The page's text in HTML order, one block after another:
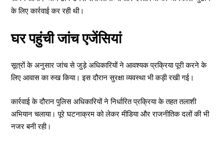
के लिए कार्रवाई कर रही थी।
घर पहुंची जांच एजेंसियां
सूत्रों के अनुसार जांच से जुड़े अधिकारियों ने आवश्यक प्रक्रिया पूरी करने के
लिए आवास का रुख किया। इस दौरान सुरक्षा व्यवस्था भी कड़ी रखी गई।
कार्रवाई के दौरान पुलिस अधिकारियों ने निर्धारित प्रक्रिया के तहत तलाशी
अभियान चलाया। पूरे घटनाक्रम को लेकर मीडिया और राजनीतिक दलों की भी
नजर बनी रही।